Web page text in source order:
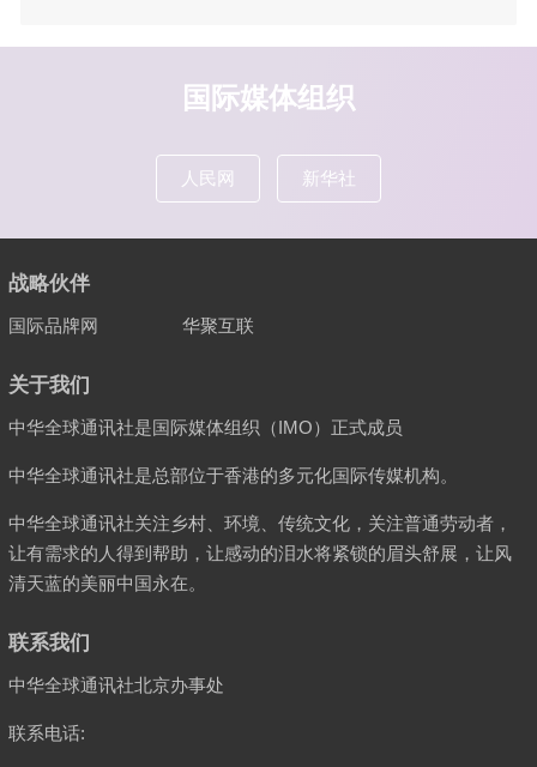
国际媒体组织
人民网 新华社
战略伙伴
国际品牌网 华聚互联
关于我们
中华全球通讯社是国际媒体组织（IMO）正式成员
中华全球通讯社是总部位于香港的多元化国际传媒机构。
中华全球通讯社关注乡村、环境、传统文化，关注普通劳动者，
让有需求的人得到帮助，让感动的泪水将紧锁的眉头舒展，让风
清天蓝的美丽中国永在。
联系我们
中华全球通讯社北京办事处
联系电话: